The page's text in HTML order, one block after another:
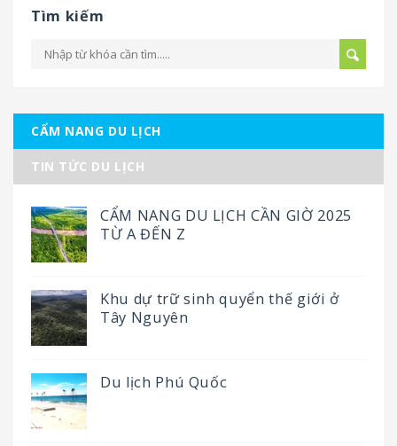
Tìm kiếm
CẨM NANG DU LỊCH
TIN TỨC DU LỊCH
CẨM NANG DU LỊCH CẦN GIỜ 2025
TỪ A ĐẾN Z
Khu dự trữ sinh quyển thế giới ở
Tây Nguyên
Du lịch Phú Quốc